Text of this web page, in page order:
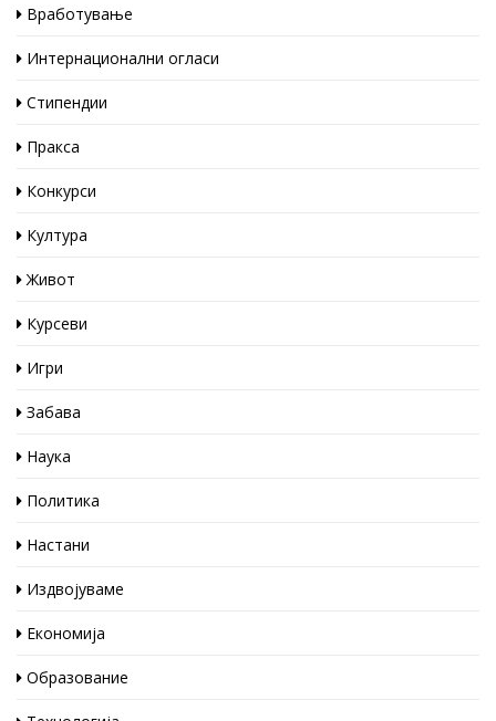
Вработување
Интернационални огласи
Стипендии
Пракса
Конкурси
Култура
Живот
Курсеви
Игри
Забава
Наука
Политика
Настани
Издвојуваме
Економија
Образование